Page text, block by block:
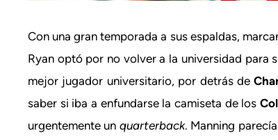
Con una gran temporada a sus espaldas,
Ryan optó por no volver a la universidad para
mejor jugador universitario, por detrás de
saber si iba a enfundarse la camiseta de los
urgentemente un quarterback. Manning